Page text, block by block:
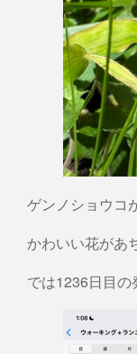
ゲンノショウコ
かわいい花があ
では1236日目の